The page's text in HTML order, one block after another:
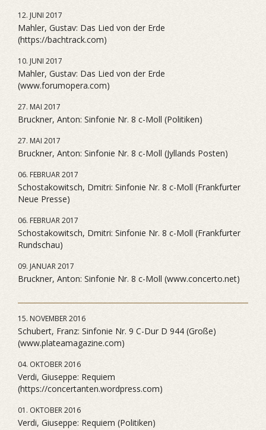
12. JUNI 2017
Mahler, Gustav: Das Lied von der Erde
(https://bachtrack.com)
10. JUNI 2017
Mahler, Gustav: Das Lied von der Erde
(www.forumopera.com)
27. MAI 2017
Bruckner, Anton: Sinfonie Nr. 8 c-Moll (Politiken)
27. MAI 2017
Bruckner, Anton: Sinfonie Nr. 8 c-Moll (Jyllands Posten)
06. FEBRUAR 2017
Schostakowitsch, Dmitri: Sinfonie Nr. 8 c-Moll (Frankfurter
Neue Presse)
06. FEBRUAR 2017
Schostakowitsch, Dmitri: Sinfonie Nr. 8 c-Moll (Frankfurter
Rundschau)
09. JANUAR 2017
Bruckner, Anton: Sinfonie Nr. 8 c-Moll (www.concerto.net)
15. NOVEMBER 2016
Schubert, Franz: Sinfonie Nr. 9 C-Dur D 944 (Große)
(www.plateamagazine.com)
04. OKTOBER 2016
Verdi, Giuseppe: Requiem
(https://concertanten.wordpress.com)
01. OKTOBER 2016
Verdi, Giuseppe: Requiem (Politiken)